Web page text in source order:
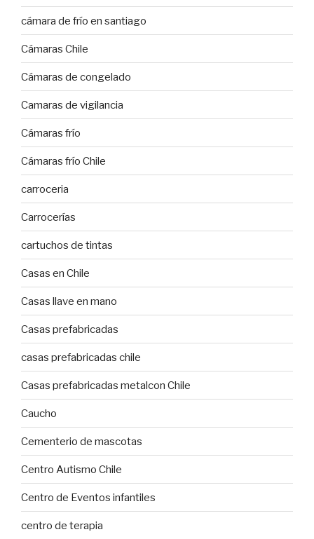
cámara de frío en santiago
Cámaras Chile
Cámaras de congelado
Camaras de vigilancia
Cámaras frío
Cámaras frío Chile
carroceria
Carrocerías
cartuchos de tintas
Casas en Chile
Casas llave en mano
Casas prefabricadas
casas prefabricadas chile
Casas prefabricadas metalcon Chile
Caucho
Cementerio de mascotas
Centro Autismo Chile
Centro de Eventos infantiles
centro de terapia